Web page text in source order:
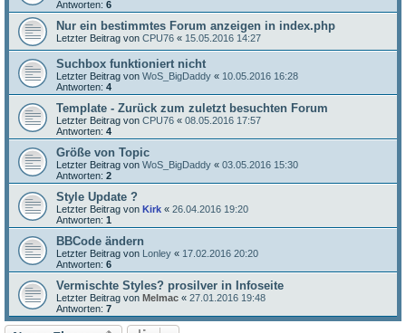
Antworten: 6
Nur ein bestimmtes Forum anzeigen in index.php
Letzter Beitrag von CPU76 « 15.05.2016 14:27
Suchbox funktioniert nicht
Letzter Beitrag von WoS_BigDaddy « 10.05.2016 16:28
Antworten: 4
Template - Zurück zum zuletzt besuchten Forum
Letzter Beitrag von CPU76 « 08.05.2016 17:57
Antworten: 4
Größe von Topic
Letzter Beitrag von WoS_BigDaddy « 03.05.2016 15:30
Antworten: 2
Style Update ?
Letzter Beitrag von Kirk « 26.04.2016 19:20
Antworten: 1
BBCode ändern
Letzter Beitrag von Lonley « 17.02.2016 20:20
Antworten: 6
Vermischte Styles? prosilver in Infoseite
Letzter Beitrag von Melmac « 27.01.2016 19:48
Antworten: 7